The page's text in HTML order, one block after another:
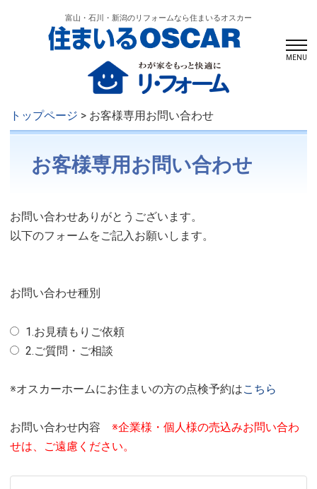
富山・石川・新潟のリフォームなら住まいるオスカー
MENU
トップページ > お客様専用お問い合わせ
お客様専用お問い合わせ
お問い合わせありがとうございます。
以下のフォームをご記入お願いします。
お問い合わせ種別
1.お見積もりご依頼
2.ご質問・ご相談
※オスカーホームにお住まいの方の点検予約はこちら
お問い合わせ内容 ※企業様・個人様の売込みお問い合わ
せは、ご遠慮ください。